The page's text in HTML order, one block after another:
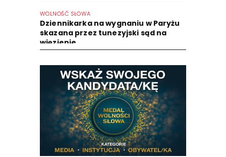
WOLNOŚĆ SŁOWA
Dziennikarka na wygnaniu w Paryżu
skazana przez tunezyjski sąd na
więzienie